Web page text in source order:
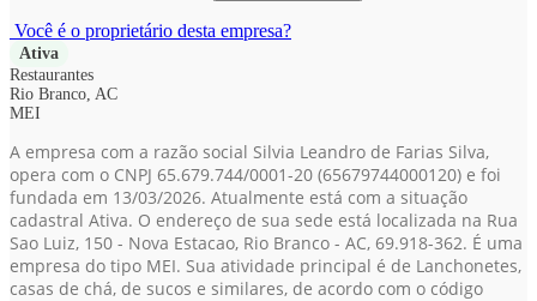
Você é o proprietário desta empresa?
Ativa
Restaurantes
Rio Branco, AC
MEI
A empresa com a razão social Silvia Leandro de Farias Silva,
opera com o CNPJ 65.679.744/0001-20 (65679744000120) e foi
fundada em 13/03/2026. Atualmente está com a situação
cadastral Ativa. O endereço de sua sede está localizada na Rua
Sao Luiz, 150 - Nova Estacao, Rio Branco - AC, 69.918-362. É uma
empresa do tipo MEI. Sua atividade principal é de Lanchonetes,
casas de chá, de sucos e similares, de acordo com o código